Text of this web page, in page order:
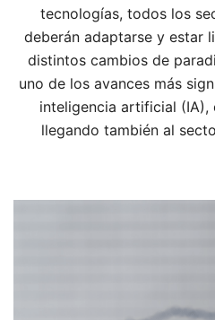
tecnologías, todos los
deberán adaptarse y estar
distintos cambios de
uno de los avances más
inteligencia artificial
llegando también al